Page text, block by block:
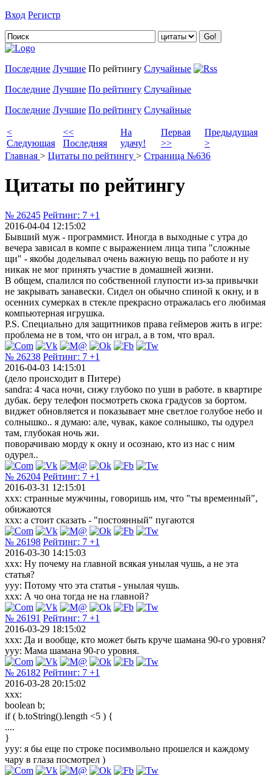
Вход Регистр
Последние Лучшие По рейтингу Случайные
Последние Лучшие По рейтингу Случайные
Последние Лучшие По рейтингу Случайные
<
Следующая
<<
Последняя
На
удачу!
Первая
>>
Предыдущая
>
Главная > Цитаты по рейтингу > Страница №636
Цитаты по рейтингу
№ 26245 Рейтинг: 7 +1
2016-04-04 12:15:02
Бывший муж - программист. Иногда в выходные с утра до
вечера зависал в компе с выражением лица типа "сложные
щи" - якобы доделывал очень важную вещь по работе и ну
никак не мог принять участие в домашней жизни.
В общем, спалился по собственной глупости из-за привычки
не закрывать занавески. Сидел он обычно спиной к окну, и в
осенних сумерках в стекле прекрасно отражалась его любимая
компьютерная игрушка.
P.S. Специально для защитников права геймеров жить в игре:
проблема не в том, что он играл, а в том, что врал.
№ 26238 Рейтинг: 7 +1
2016-04-03 14:15:01
(дело происходит в Питере)
sandra: 4 часа ночи, сижу глубоко по уши в работе. в квартире
дубак. беру телефон посмотреть скока градусов за бортом.
виджет обновляется и показывает мне светлое голубое небо и
солнышко.. я думаю: але, чувак, какое солнышко, ты одурел
там, глубокая ночь жи.
поворачиваю морду к окну и осознаю, кто из нас с ним
одурел..
№ 26204 Рейтинг: 7 +1
2016-03-31 12:15:01
xxx: странные мужчины, говоришь им, что "ты временный",
обижаются
xxx: а стоит сказать - "постоянный" пугаются
№ 26198 Рейтинг: 7 +1
2016-03-30 14:15:03
ххх: Ну почему на главной всякая унылая чушь, а не эта
статья?
ууу: Потому что эта статья - унылая чушь.
ххх: А чо она тогда не на главной?
№ 26191 Рейтинг: 7 +1
2016-03-29 18:15:02
ххх: Да и вообще, кто может быть круче шамана 90-го уровня?
ууу: Мама шамана 90-го уровня.
№ 26182 Рейтинг: 7 +1
2016-03-28 20:15:02
xxx:
boolean b;
if ( b.toString().length <5 ) {
....
}
yyy: я бы еще по строке посимвольно прошелся и каждому
чару в глаза посмотрел )